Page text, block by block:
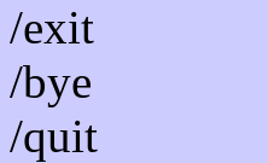
/exit
/bye
/quit